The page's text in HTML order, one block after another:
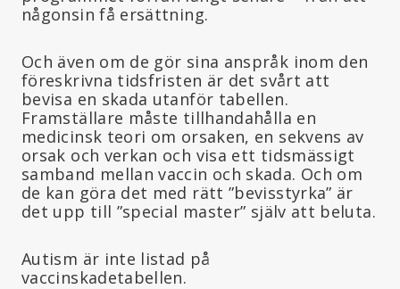
någonsin få ersättning.
Och även om de gör sina anspråk inom den
föreskrivna tidsfristen är det svårt att
bevisa en skada utanför tabellen.
Framställare måste tillhandahålla en
medicinsk teori om orsaken, en sekvens av
orsak och verkan och visa ett tidsmässigt
samband mellan vaccin och skada. Och om
de kan göra det med rätt ”bevisstyrka” är
det upp till ”special master” själv att beluta.
Autism är inte listad på
vaccinskadetabellen.